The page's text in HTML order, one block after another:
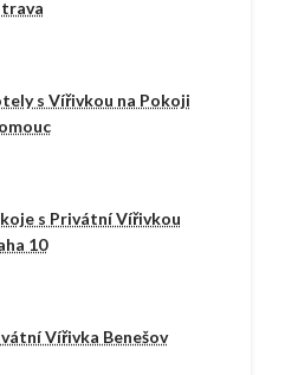
s Vířivkou na Pokoji
s Privátní Vířivkou
10
Vířivka Benešov